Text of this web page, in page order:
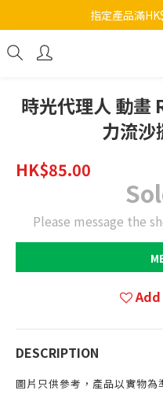
指定產品滿
時光代理人 動
力流沙
HK$85.00
Please message the
DESCRIPTION
圖片只供參考，產品以實物為